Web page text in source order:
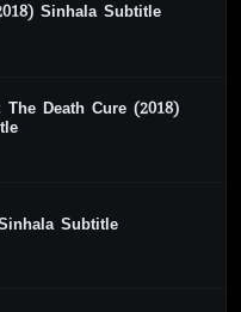
Sinhala Subtitle
The Death Cure (2018)
Subtitle